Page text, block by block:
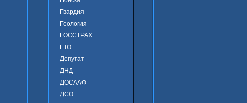
Гвардия
Геология
ГОССТРАХ
ГТО
Депутат
ДНД
ДОСААФ
ДСО